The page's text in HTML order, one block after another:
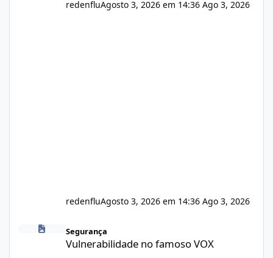
redenfluAgosto 3, 2026 em 14:36 Ago 3, 2026
redenfluAgosto 3, 2026 em 14:36 Ago 3, 2026
Vulnerabilidade no famoso VOX
Segurança
Vulnerabilidade no famoso VOX